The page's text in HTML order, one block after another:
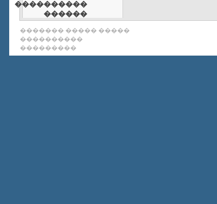
����������
������
����� ����� �������
����������
���������